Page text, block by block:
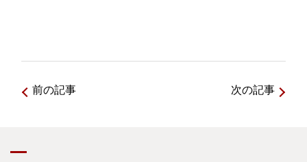
前の記事 次の記事